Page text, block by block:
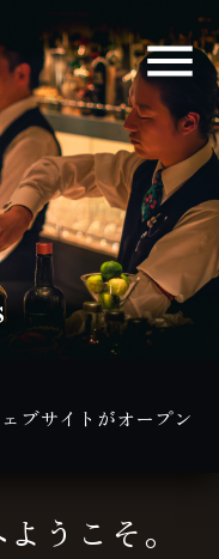
ブサイトがオープン
うこそ。